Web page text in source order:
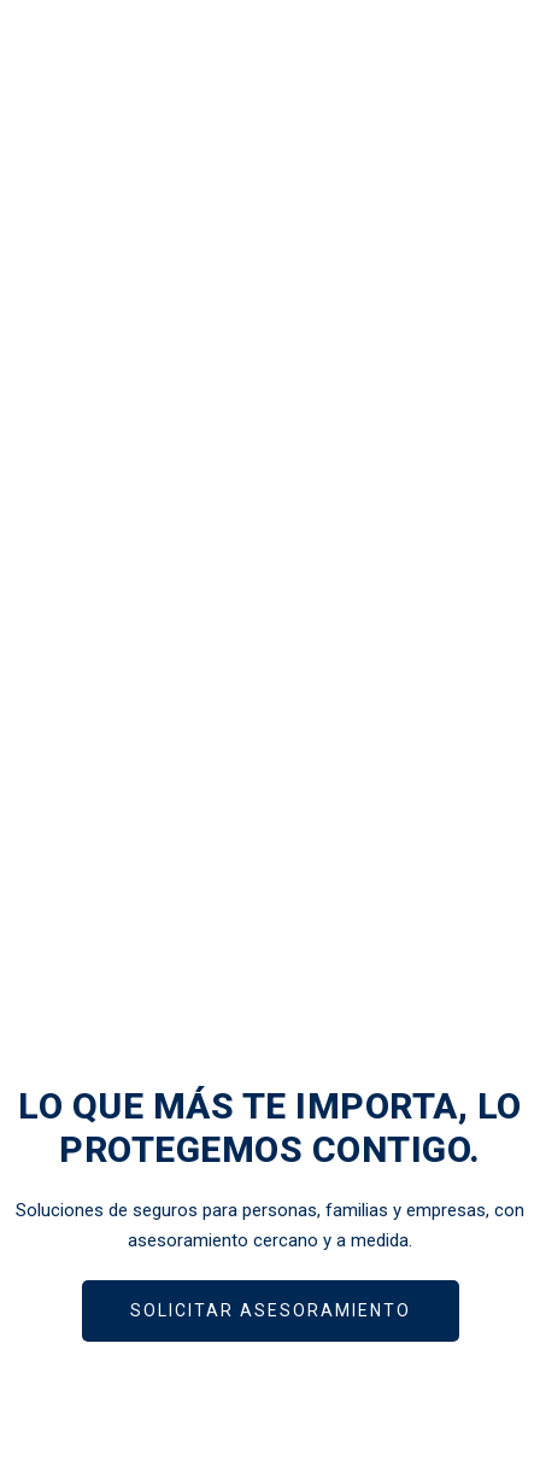
LO QUE MÁS TE IMPORTA, LO
PROTEGEMOS CONTIGO.
Soluciones de seguros para personas, familias y empresas, con
asesoramiento cercano y a medida.
SOLICITAR ASESORAMIENTO